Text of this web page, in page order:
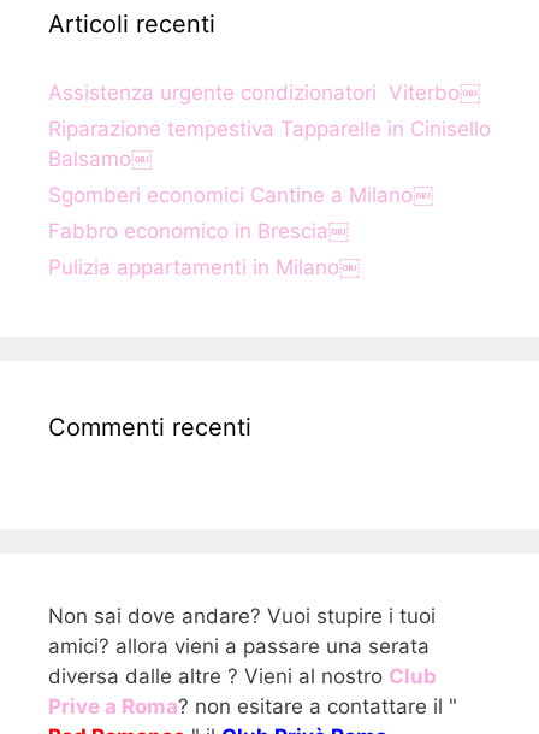
Articoli recenti
Assistenza urgente condizionatori Viterbo￼
Riparazione tempestiva Tapparelle in Cinisello
Balsamo￼
Sgomberi economici Cantine a Milano￼
Fabbro economico in Brescia￼
Pulizia appartamenti in Milano￼
Commenti recenti
Non sai dove andare? Vuoi stupire i tuoi
amici? allora vieni a passare una serata
diversa dalle altre ? Vieni al nostro Club
Prive a Roma? non esitare a contattare il "